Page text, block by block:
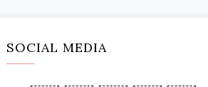
SOCIAL MEDIA